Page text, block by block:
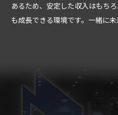
あるため、安定した収入はもち
も成長できる環境です。一緒に未